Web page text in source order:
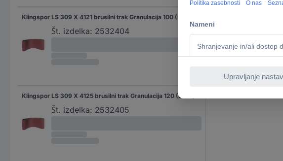
Št. izdelka: 2532404
Št. izdelka: 2532405